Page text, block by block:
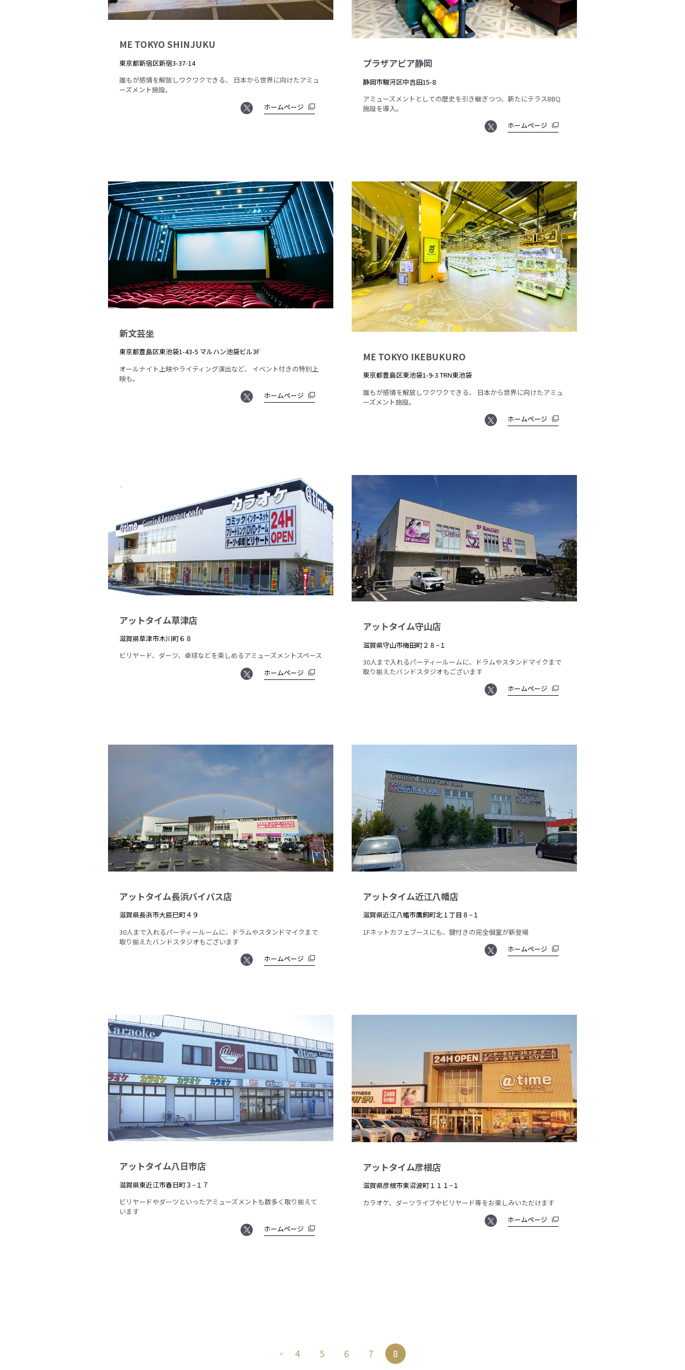
ME TOKYO SHINJUKU
東京都新宿区新宿3-37-14
誰もが感情を解放しワクワクできる、 日本から世界に向けたアミュ
ーズメント施設。
ホームページ
プラザアピア静岡
静岡市駿河区中吉田15-8
アミューズメントとしての歴史を引き継ぎつつ、新たにテラスBBQ
施設を導入。
ホームページ
新文芸坐
東京都豊島区東池袋1-43-5 マルハン池袋ビル3F
オールナイト上映やライティング演出など、 イベント付きの特別上
映も。
ホームページ
ME TOKYO IKEBUKURO
東京都豊島区東池袋1-9-3 TRN東池袋
誰もが感情を解放しワクワクできる、 日本から世界に向けたアミュ
ーズメント施設。
ホームページ
アットタイム草津店
滋賀県草津市木川町６８
ビリヤード、ダーツ、卓球などを楽しめるアミューズメントスペース
ホームページ
アットタイム守山店
滋賀県守山市梅田町２８−１
30人まで入れるパーティールームに、ドラムやスタンドマイクまで
取り揃えたバンドスタジオもございます
ホームページ
アットタイム長浜バイパス店
滋賀県長浜市大辰巳町４９
30人まで入れるパーティールームに、ドラムやスタンドマイクまで
取り揃えたバンドスタジオもございます
ホームページ
アットタイム近江八幡店
滋賀県近江八幡市鷹飼町北１丁目８−１
1Fネットカフェブースにも、鍵付きの完全個室が新登場
ホームページ
アットタイム八日市店
滋賀県東近江市春日町３−１７
ビリヤードやダーツといったアミューズメントも数多く取り揃えて
います
ホームページ
アットタイム彦根店
滋賀県彦根市東沼波町１１１−１
カラオケ、ダーツライブやビリヤード等をお楽しみいただけます
ホームページ
< 4 5 6 7 8